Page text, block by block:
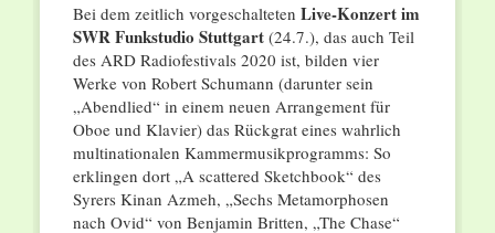
Bei dem zeitlich vorgeschalteten Live-Konzert im
SWR Funkstudio Stuttgart(24.7.), das auch Teil
des ARD Radiofestivals 2020 ist, bilden vier
Werke von Robert Schumann (darunter sein
„Abendlied“ in einem neuen Arrangement für
Oboe und Klavier) das Rückgrat eines wahrlich
multinationalen Kammermusikprogramms: So
erklingen dort „A scattered Sketchbook“ des
Syrers Kinan Azmeh, „Sechs Metamorphosen
nach Ovid“ von Benjamin Britten, „The Chase“